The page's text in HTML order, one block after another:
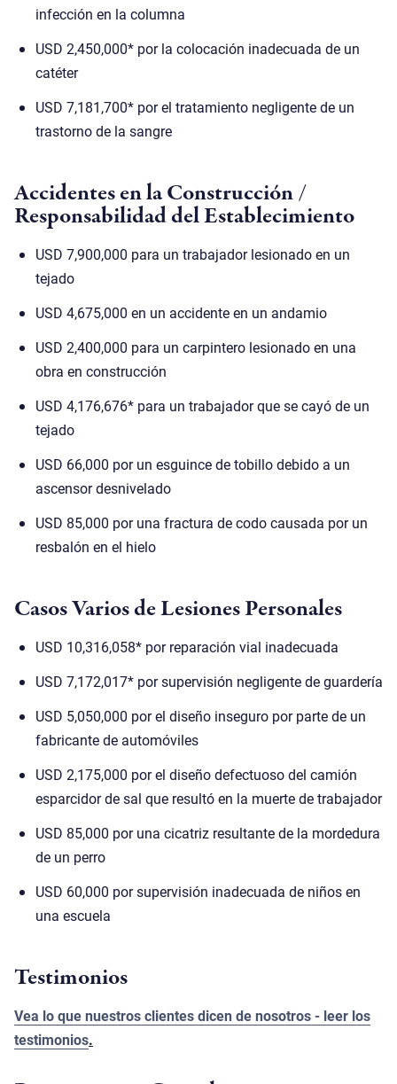
infección en la columna
USD 2,450,000* por la colocación inadecuada de un
catéter
USD 7,181,700* por el tratamiento negligente de un
trastorno de la sangre
Accidentes en la Construcción /
Responsabilidad del Establecimiento
USD 7,900,000 para un trabajador lesionado en un
tejado
USD 4,675,000 en un accidente en un andamio
USD 2,400,000 para un carpintero lesionado en una
obra en construcción
USD 4,176,676* para un trabajador que se cayó de un
tejado
USD 66,000 por un esguince de tobillo debido a un
ascensor desnivelado
USD 85,000 por una fractura de codo causada por un
resbalón en el hielo
Casos Varios de Lesiones Personales
USD 10,316,058* por reparación vial inadecuada
USD 7,172,017* por supervisión negligente de guardería
USD 5,050,000 por el diseño inseguro por parte de un
fabricante de automóviles
USD 2,175,000 por el diseño defectuoso del camión
esparcidor de sal que resultó en la muerte de trabajador
USD 85,000 por una cicatriz resultante de la mordedura
de un perro
USD 60,000 por supervisión inadecuada de niños en
una escuela
Testimonios
Vea lo que nuestros clientes dicen de nosotros - leer los
testimonios.